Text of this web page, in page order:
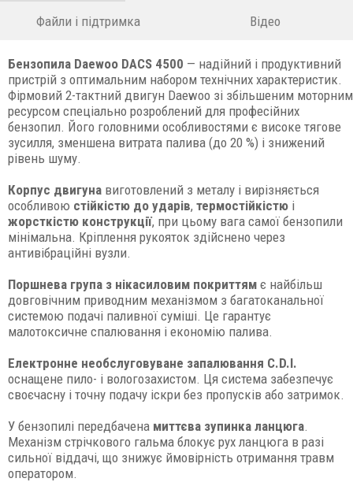
Файли і підтримка Відео
Бензопила Daewoo DACS 4500 — надійний і продуктивний
пристрій з оптимальним набором технічних характеристик.
Фірмовий 2-тактний двигун Daewoo зі збільшеним моторним
ресурсом спеціально розроблений для професійних
бензопил. Його головними особливостями є високе тягове
зусилля, зменшена витрата палива (до 20 %) і знижений
рівень шуму.
Корпус двигуна виготовлений з металу і вирізняється
особливою стійкістю до ударів, термостійкістю і
жорсткістю конструкції, при цьому вага самої бензопили
мінімальна. Кріплення рукояток здійснено через
антивібраційні вузли.
Поршнева група з нікасиловим покриттям є найбільш
довговічним приводним механізмом з багатоканальної
системою подачі паливної суміші. Це гарантує
малотоксичне спалювання і економію палива.
Електронне необслуговуване запалювання C.D.I.
оснащене пило- і вологозахистом. Ця система забезпечує
своєчасну і точну подачу іскри без пропусків або затримок.
У бензопилі передбачена миттєва зупинка ланцюга.
Механізм стрічкового гальма блокує рух ланцюга в разі
сильної віддачі, що знижує ймовірність отримання травм
оператором.